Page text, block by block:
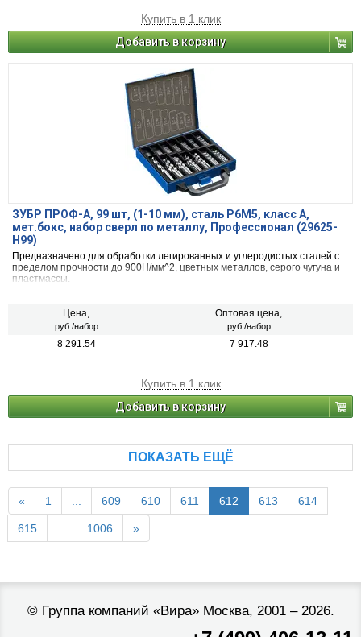
Купить в 1 клик
Добавить в корзину
ЗУБР ПРОФ-А, 99 шт, (1-10 мм), сталь Р6М5, класс А,
мет.бокс, набор сверл по металлу, Профессионал (29625-
H99)
Предназначено для обработки легированных и углеродистых сталей с
пределом прочности до 900Н/мм^2, цветных металлов, серого чугуна и
пластмассы.
Цена,
руб./набор
Оптовая цена,
руб./набор
8 291.54 7 917.48
Купить в 1 клик
Добавить в корзину
ПОКАЗАТЬ ЕЩЁ
« 1 ... 609 610 611 612 613 614
615 ... 1006 »
© Группа компаний «Вира»Москва, 2001 – 2026.